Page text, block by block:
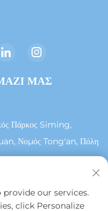
ΜΑΣ
Πάρκος Siming,
Νομός Tong'an, Πόλη
our services.
click Personalize